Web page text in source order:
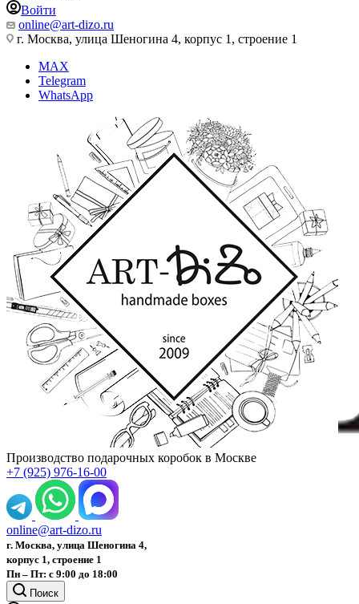
Войти
online@art-dizo.ru
г. Москва, улица Шеногина 4, корпус 1, строение 1
MAX
Telegram
WhatsApp
Производство подарочных коробок в Москве
+7 (925) 976-16-00
online@art-dizo.ru
г. Москва, улица Шеногина 4,
корпус 1, строение 1
Пн – Пт: с 9:00 до 18:00
Поиск